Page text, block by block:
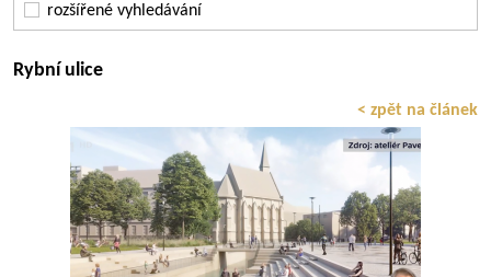
rozšířené vyhledávání
Rybní ulice
< zpět na článek